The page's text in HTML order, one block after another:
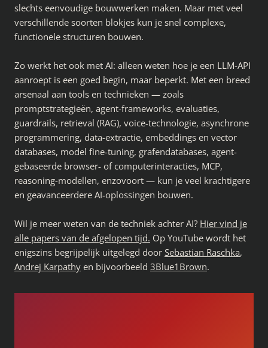
slechts eenvoudige bouwwerken maken. Maar met veel
verschillende soorten blokjes kun je snel complexe,
functionele structuren bouwen.
Zo werkt het ook met AI: alleen weten hoe je een LLM-API
aanroept is een goed begin, maar beperkt. Met een breed
arsenaal aan tools en technieken — zoals
promptstrategieën, agent-frameworks, evaluaties,
guardrails, retrieval (RAG), voice-technologie, asynchrone
programmering, data-extractie, embeddings en vector
databases, model fine-tuning, grafendatabases, agent-
gebaseerde browser- of computerinteracties, MCP,
reasoning-modellen, enzovoort — kun je veel krachtigere
en geavanceerdere AI-oplossingen bouwen.
Wil je meer weten van de techniek achter AI? Hier vind je
alle papers van de afgelopen tijd. Op YouTube wordt het
enigszins begrijpelijk uitgelegd door Sebastian Raschka,
Andrej Karpathy en bijvoorbeeld 3Blue1Brown.